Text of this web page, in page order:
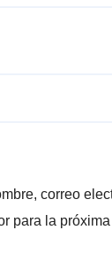
correo
para la